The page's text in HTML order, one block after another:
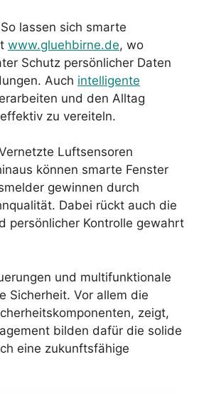
lassen sich smarte
www.gluehbirne.de, wo
Schutz persönlicher Daten
Auch intelligente
und den Alltag
zu vereiteln.
Luftsensoren
können smarte Fenster
gewinnen durch
Dabei rückt auch die
persönlicher Kontrolle gewahrt
und multifunktionale
Sicherheit. Vor allem die
zeigt,
bilden dafür die solide
eine zukunftsfähige